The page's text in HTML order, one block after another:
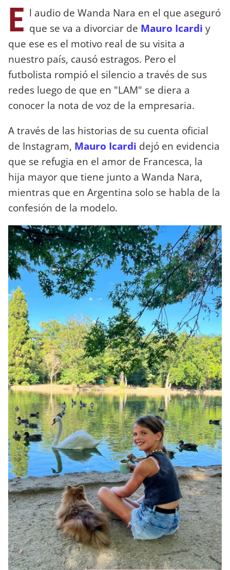
E l audio de Wanda Nara en el que aseguró
que se va a divorciar de Mauro Icardi y
que ese es el motivo real de su visita a
nuestro país, causó estragos. Pero el
futbolista rompió el silencio a través de sus
redes luego de que en "LAM" se diera a
conocer la nota de voz de la empresaria.
A través de las historias de su cuenta oficial
de Instagram, Mauro Icardi dejó en evidencia
que se refugia en el amor de Francesca, la
hija mayor que tiene junto a Wanda Nara,
mientras que en Argentina solo se habla de la
confesión de la modelo.